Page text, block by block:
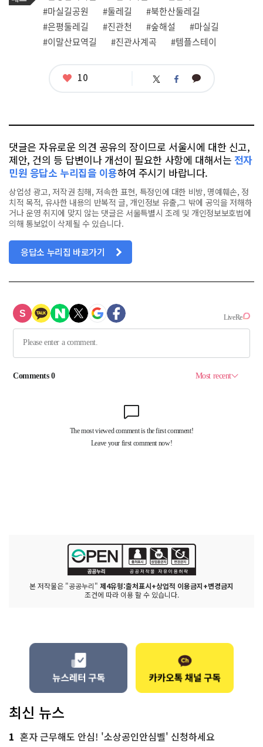
관
련
태
그
그
#마실길공원
#둘레길
#북한산둘레길
#은평둘레길
#진관천 #숲해설
#마실길
#이말산묘역길
#진관사계곡 #템플스테이
좋
10 트 페 카
댓글은 자유로운 의견 공유의 장이므로 서울시에 대한 신고,
제안, 건의 등 답변이나 개선이 필요한 사항에 대해서는 전자
민원 응답소 누리집을 이용하여 주시기 바랍니다.
상업성 광고, 저작권 침해, 저속한 표현, 특정인에 대한 비방, 명예훼손, 정
치적 목적, 유사한 내용의 반복적 글, 개인정보 유출,그 밖에 공익을 저해하
거나 운영 취지에 맞지 않는 댓글은 서울특별시 조례 및 개인정보보호법에
의해 통보없이 삭제될 수 있습니다.
응답소 누리집 바로가기
본 저작물은 "공공누리" 제4유형:출처표시+상업적 이용금지+변경금지
조건에 따라 이용 할 수 있습니다.
최신 뉴스
1 혼자 근무해도 안심! '소상공인안심벨' 신청하세요